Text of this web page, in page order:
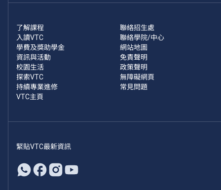
了解課程
入讀VTC
學費及獎助學金
資訊與活動
校園生活
探索VTC
持續專業進修
VTC主頁
聯絡招生處
聯絡學院/中心
網站地圖
免責聲明
政策聲明
無障礙網頁
常見問題
緊貼VTC最新資訊